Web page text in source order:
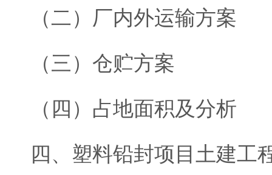
（二）厂内外运输方案
（三）仓贮方案
（四）占地面积及分析
四、塑料铅封项目土建工